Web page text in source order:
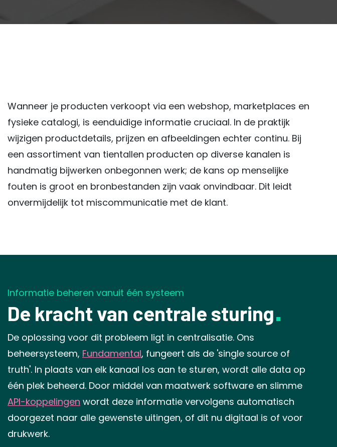
Wanneer je producten verkoopt via een webshop, marketplaces en
fysieke catalogi, is eenduidige informatie cruciaal. In de praktijk
wijzigen productdetails, prijzen en afbeeldingen echter continu. Bij
een assortiment van tientallen producten op diverse kanalen is
handmatig bijwerken onbegonnen werk; de kans op menselijke
fouten is groot en bronbestanden zijn vaak onvindbaar. Dit leidt
onvermijdelijk tot miscommunicatie met de klant.
Informatie beheren vanuit één systeem
De kracht van centrale sturing
De oplossing voor dit probleem ligt in centralisatie. Ons
beheersysteem, Fundamental, fungeert als de 'single source of
truth'. In plaats van elk kanaal los aan te sturen, wordt alle data op
één plek beheerd. Door middel van maatwerk software en slimme
API-koppelingen wordt deze informatie vervolgens automatisch
doorgezet naar alle gewenste uitingen, of dit nu digitaal is of voor
drukwerk.